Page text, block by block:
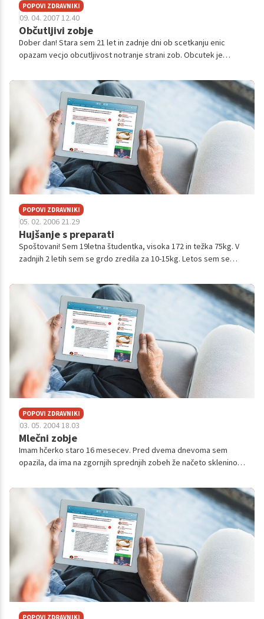
POPOVI ZDRAVNIKI
09. 04. 2007 12.40
Občutljivi zobje
Dober dan! Stara sem 21 let in zadnje dni ob scetkanju enic
opazam vecjo obcutljivost notranje strani zob. Obcutek je
ceprav se to pri m...
POPOVI ZDRAVNIKI
05. 02. 2006 21.29
Hujšanje s preparati
Spoštovani! Sem 19letna študentka, visoka 172 in težka 75kg. V
zadnjih 2 letih sem se grdo zredila za 10-15kg. Letos sem se
ker sem bi...
POPOVI ZDRAVNIKI
03. 05. 2004 18.03
Mlečni zobje
Imam hčerko staro 16 mesecev. Pred dvema dnevoma sem
opazila, da ima na zgornjih sprednjih zobeh že načeto sklenino.
veliko soka iz s...
POPOVI ZDRAVNIKI